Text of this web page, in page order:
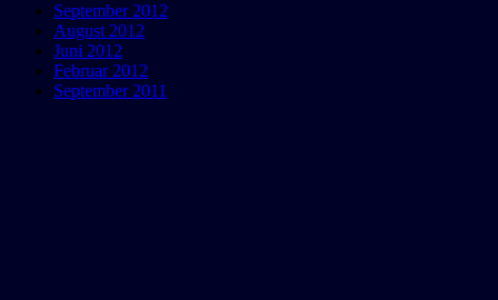
September 2012
August 2012
Juni 2012
Februar 2012
September 2011